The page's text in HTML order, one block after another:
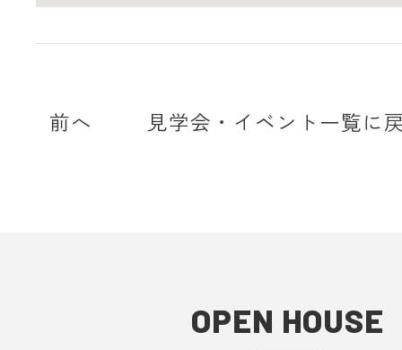
前へ 見学会・イベント一覧に
OPEN HOUSE